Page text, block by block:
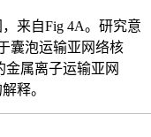
来自Fig 4A。研究意
囊泡运输亚网络核
金属离子运输亚网
释。